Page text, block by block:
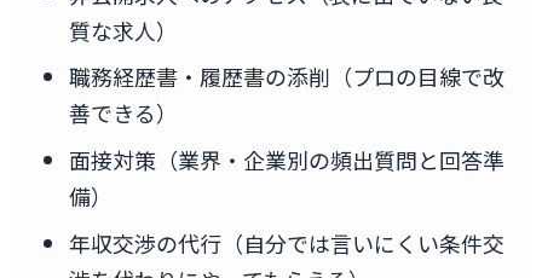
質な求人）
職務経歴書・履歴書の添削（プロの目線で改
善できる）
面接対策（業界・企業別の頻出質問と回答準
備）
年収交渉の代行（自分では言いにくい条件交